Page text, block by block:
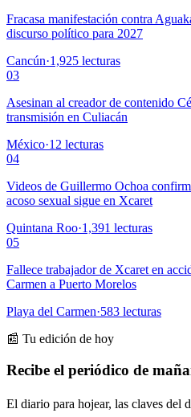
Fracasa manifestación contra
discurso político para 2027
Cancún·1,925 lecturas
03
Asesinan al creador de contenido
transmisión en Culiacán
México·12 lecturas
04
Videos de Guillermo Ochoa
acoso sexual sigue en Xcaret
Quintana Roo·1,391 lecturas
05
Fallece trabajador de Xcaret en
Carmen a Puerto Morelos
Playa del Carmen·583 lecturas
📰 Tu edición de hoy
Recibe el periódico de
El diario para hojear, las claves del